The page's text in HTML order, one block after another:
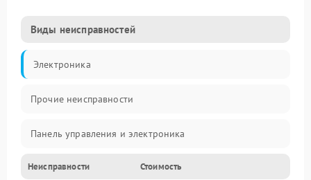
Виды неисправностей
Электроника
Прочие неисправности
Панель управления и электроника
Дверца и корпус
Неисправности Стоимость